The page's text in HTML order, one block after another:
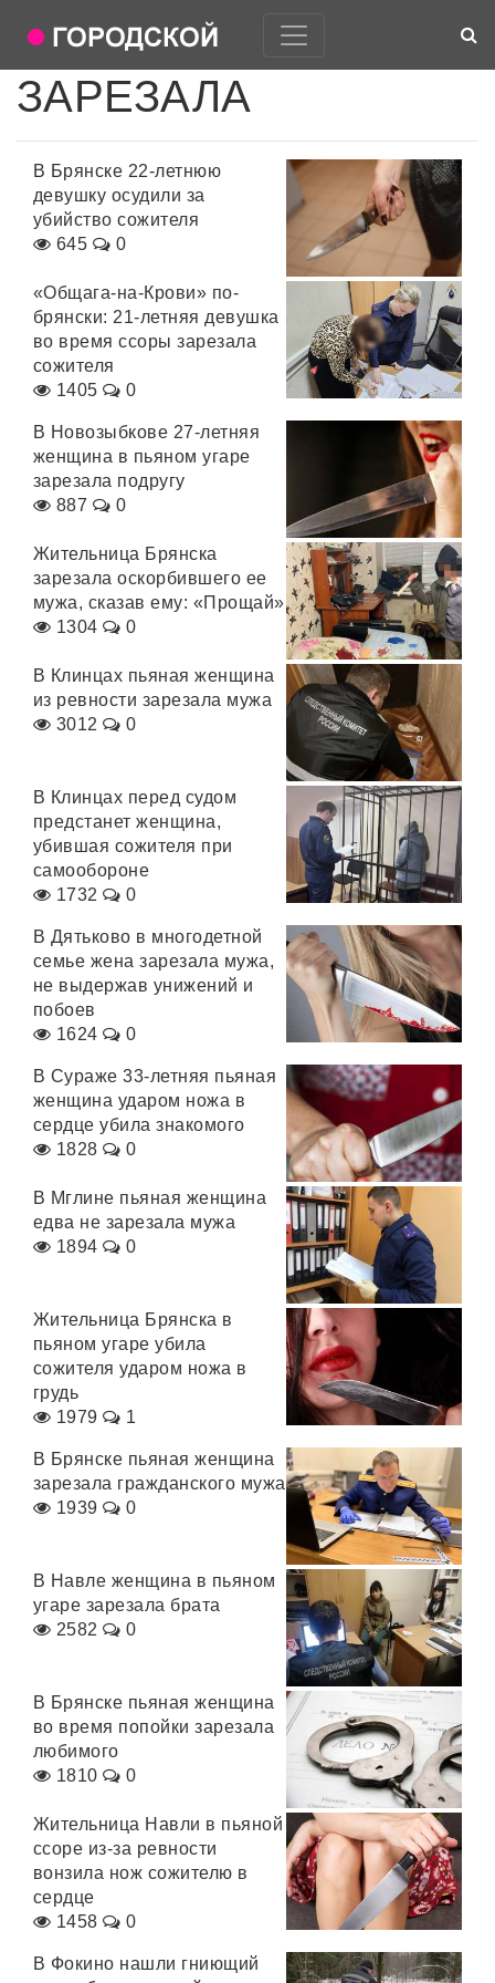
ЗАРЕЗАЛА
В Брянске 22-летнюю
девушку осудили за
убийство сожителя
645
0
«Общага-на-Крови» по-
брянски: 21-летняя девушка
во время ссоры зарезала
сожителя
1405
0
В Новозыбкове 27-летняя
женщина в пьяном угаре
зарезала подругу
887
0
Жительница Брянска
зарезала оскорбившего ее
мужа, сказав ему: «Прощай»
1304
0
В Клинцах пьяная женщина
из ревности зарезала мужа
3012
0
В Клинцах перед судом
предстанет женщина,
убившая сожителя при
самообороне
1732
0
В Дятьково в многодетной
семье жена зарезала мужа,
не выдержав унижений и
побоев
1624
0
В Сураже 33-летняя пьяная
женщина ударом ножа в
сердце убила знакомого
1828
0
В Мглине пьяная женщина
едва не зарезала мужа
1894
0
Жительница Брянска в
пьяном угаре убила
сожителя ударом ножа в
грудь
1979
1
В Брянске пьяная женщина
зарезала гражданского мужа
1939
0
В Навле женщина в пьяном
угаре зарезала брата
2582
0
В Брянске пьяная женщина
во время попойки зарезала
любимого
1810
0
Жительница Навли в пьяной
ссоре из-за ревности
вонзила нож сожителю в
сердце
1458
0
В Фокино нашли гниющий